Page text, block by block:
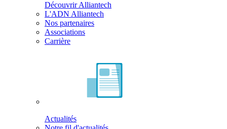
Découvrir Alliantech
L'ADN Alliantech
Nos partenaires
Associations
Carrière
Actualités